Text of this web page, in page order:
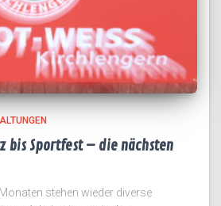
bis Sportfest – die nächsten
stehen wieder diverse